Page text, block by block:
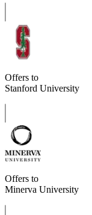
Offers to
Stanford University
Offers to
Minerva University